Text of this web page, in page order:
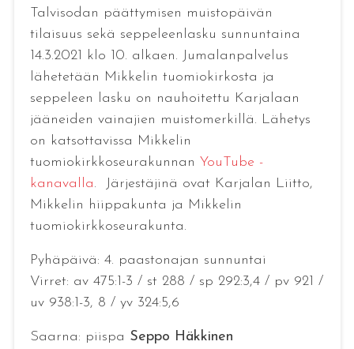
Talvisodan päättymisen muistopäivän
tilaisuus sekä seppeleenlasku sunnuntaina
14.3.2021 klo 10. alkaen. Jumalanpalvelus
lähetetään Mikkelin tuomiokirkosta ja
seppeleen lasku on nauhoitettu Karjalaan
jääneiden vainajien muistomerkillä. Lähetys
on katsottavissa Mikkelin
tuomiokirkkoseurakunnan YouTube -
kanavalla. Järjestäjinä ovat Karjalan Liitto,
Mikkelin hiippakunta ja Mikkelin
tuomiokirkkoseurakunta.
Pyhäpäivä: 4. paastonajan sunnuntai
Virret: av 475:1-3 / st 288 / sp 292:3,4 / pv 921 /
uv 938:1-3, 8 / yv 324:5,6
Saarna: piispa Seppo Häkkinen